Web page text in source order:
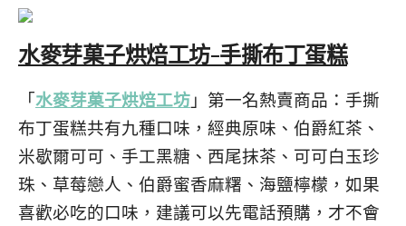
水麥芽菓子烘焙工坊-手撕布丁蛋糕
「水麥芽菓子烘焙工坊 」第一名熱賣商品：手撕
布丁蛋糕共有九種口味，經典原味、伯爵紅茶、
米歇爾可可、手工黑糖、西尾抹茶、可可白玉珍
珠、草莓戀人、伯爵蜜香麻糬、海鹽檸檬， 如果
喜歡必吃的口味，建議可以先電話預購，才不會